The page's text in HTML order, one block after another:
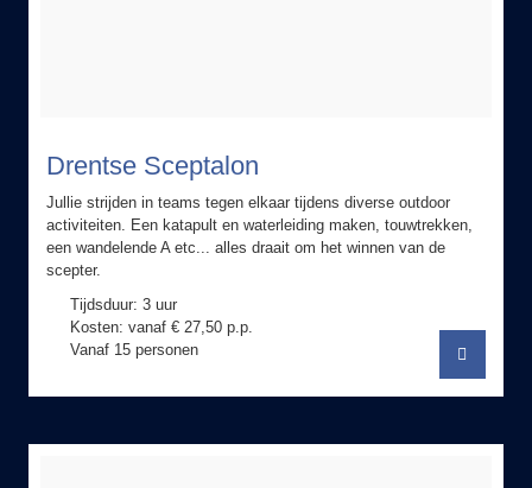
Jullie strijden in teams tegen elkaar tijdens diverse outdoor
activiteiten. Een katapult en waterleiding maken, touwtrekken,
een wandelende A etc... alles draait om het winnen van de
Tijdsduur: 3 uur
Kosten: vanaf € 27,50 p.p.
Vanaf 15 personen